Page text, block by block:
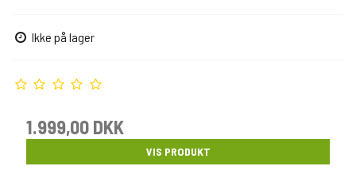
Ikke på lager
1.999,00 DKK
VIS PRODUKT